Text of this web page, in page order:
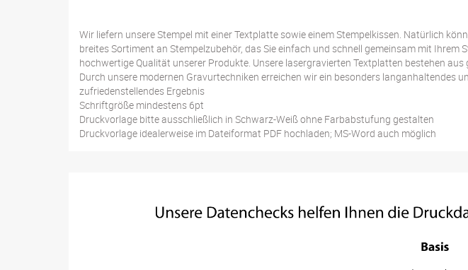
Wir liefern unsere Stempel mit einer Textplatte sowie einem Stempelkissen. Natürlich
breites Sortiment an Stempelzubehör, das Sie einfach und schnell gemeinsam mit
hochwertige Qualität unserer Produkte. Unsere lasergravierten Textplatten bestehen
Durch unsere modernen Gravurtechniken erreichen wir ein besonders langanhaltendes
zufriedenstellendes Ergebnis
Schriftgröße mindestens 6pt
Druckvorlage bitte ausschließlich in Schwarz-Weiß ohne Farbabstufung gestalten
Druckvorlage idealerweise im Dateiformat PDF hochladen; MS-Word auch möglich